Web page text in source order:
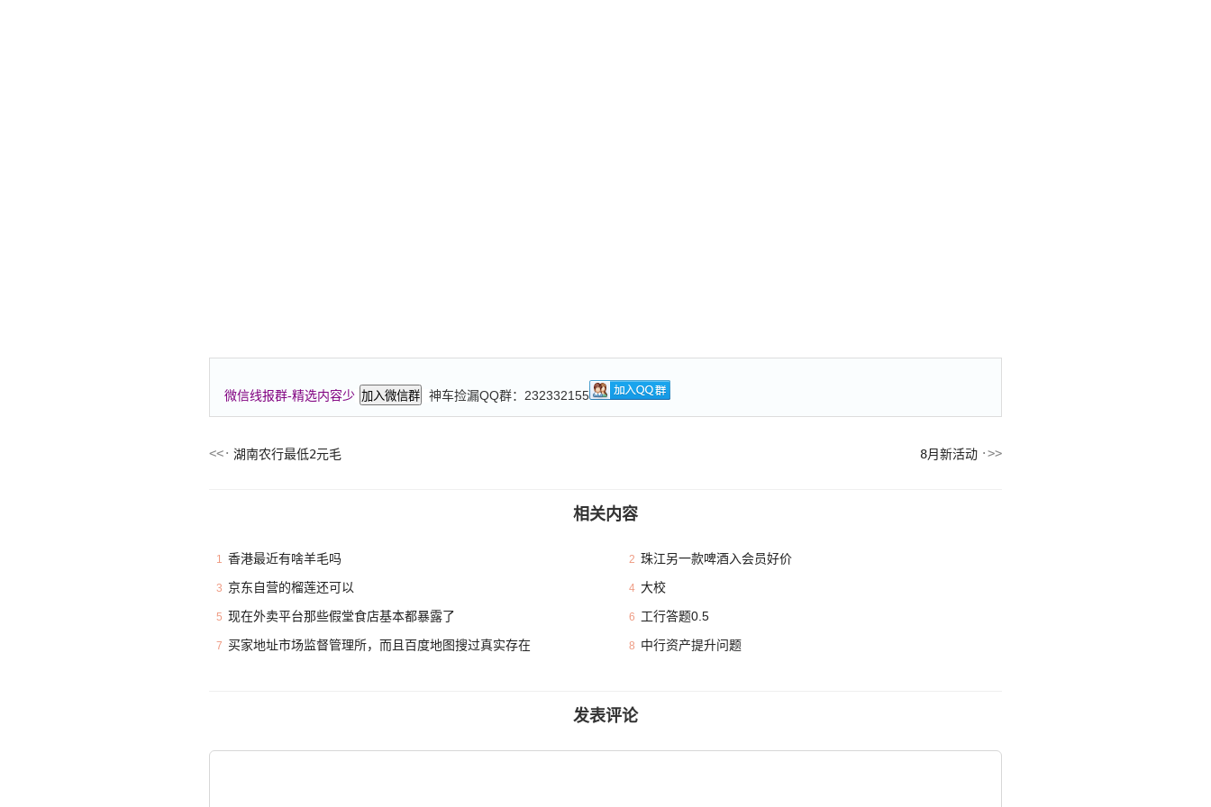
微信线报群-精选内容少 加入微信群 神车捡漏QQ群：232332155
湖南农行最低2元毛 8月新活动
相关内容
1 香港最近有啥羊毛吗 2 珠江另一款啤酒入会员好价
3 京东自营的榴莲还可以 4 大校
5 现在外卖平台那些假堂食店基本都暴露了 6 工行答题0.5
7 买家地址市场监督管理所，而且百度地图搜过真实存在 8 中行资产提升问题
发表评论